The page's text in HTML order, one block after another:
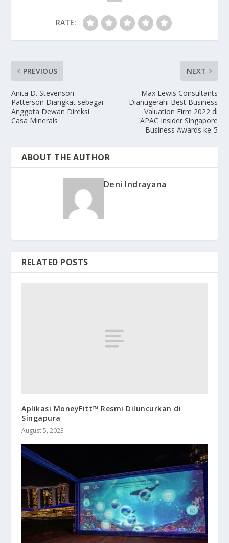
RATE:
PREVIOUS
Anita D. Stevenson-
Patterson Diangkat sebagai
Anggota Dewan Direksi
Casa Minerals
NEXT
Max Lewis Consultants
Dianugerahi Best Business
Valuation Firm 2022 di
APAC Insider Singapore
Business Awards ke-5
ABOUT THE AUTHOR
Deni Indrayana
RELATED POSTS
Aplikasi MoneyFitt™ Resmi Diluncurkan di
Singapura
August 5, 2023